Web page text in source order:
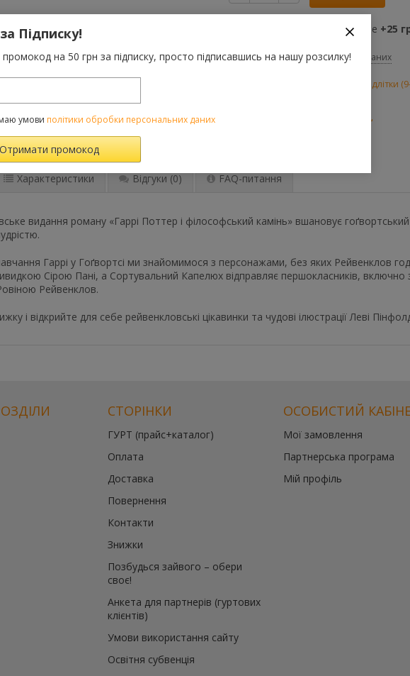
За цю покупку ви отримаєте +25
До порівняння До обраних
Молодші підлітки
Джоан Ролінґ
Характеристики Відгуки (0) FAQ-питання
видання роману «Гаррі Поттер і філософський камінь» вшановує
Гаррі у Гоґвортсі ми знайомимося з персонажами, без яких Рейвенклов
Сірою Пані, а Сортувальний Капелюх відправляє першокласників,
Рейвенклов.
і відкрийте для себе рейвенкловські цікавинки та чудові ілюстрації Леві
СТОРІНКИ
ГУРТ (прайс+каталог)
Оплата
Доставка
Повернення
Контакти
Знижки
Позбудься зайвого – обери
своє!
Анкета для партнерів (гуртових
клієнтів)
Умови використання сайту
Освітня субвенція
ОСОБИСТИЙ
Мої замовлення
Партнерська програма
Мій профіль
Підписку!
на 50 грн за підписку, просто підписавшись на нашу розсилку!
умови політики обробки персональних даних